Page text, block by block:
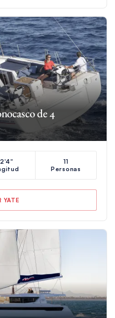
de 4
11
Personas
YATE